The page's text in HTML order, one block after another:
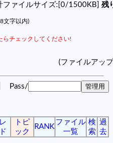
ファイルサイズ:[0/1500KB] 残
文字以内)
らチェックしてください!
(ファイルアッ
Pass/
トピ
ック
RANK
ファイル
一覧
検
索
過
去